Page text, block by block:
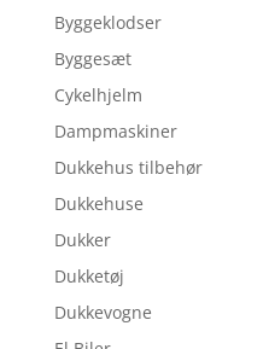
Byggeklodser
Byggesæt
Cykelhjelm
Dampmaskiner
Dukkehus tilbehør
Dukkehuse
Dukker
Dukketøj
Dukkevogne